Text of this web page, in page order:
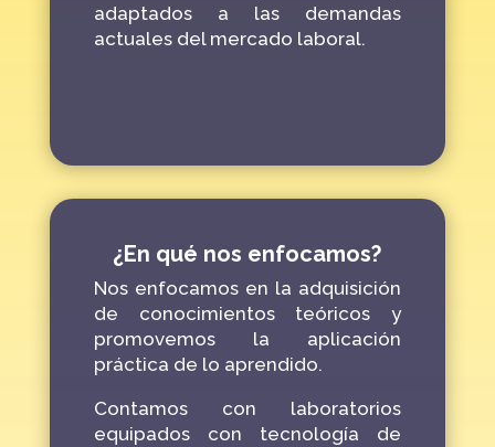
adaptados a las demandas
actuales del mercado laboral.
¿En qué nos enfocamos?
Nos enfocamos en la adquisición
de conocimientos teóricos y
promovemos la aplicación
práctica de lo aprendido.
Contamos con laboratorios
equipados con tecnología de